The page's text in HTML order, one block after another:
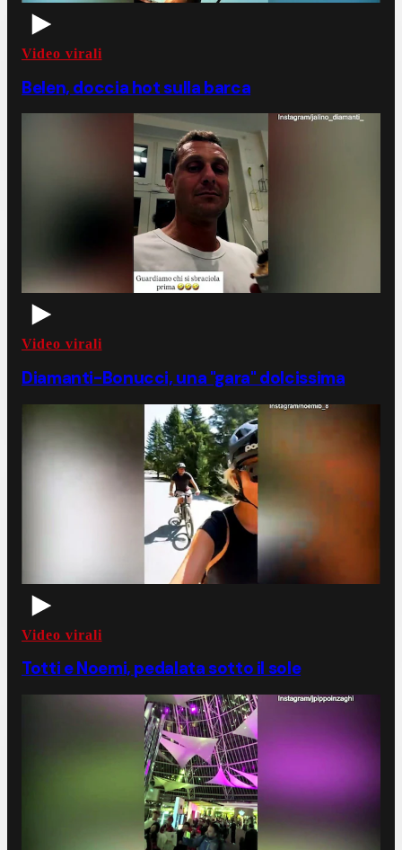
Video virali
Belen, doccia hot sulla barca
Video virali
Diamanti-Bonucci, una "gara" dolcissima
Video virali
Totti e Noemi, pedalata sotto il sole